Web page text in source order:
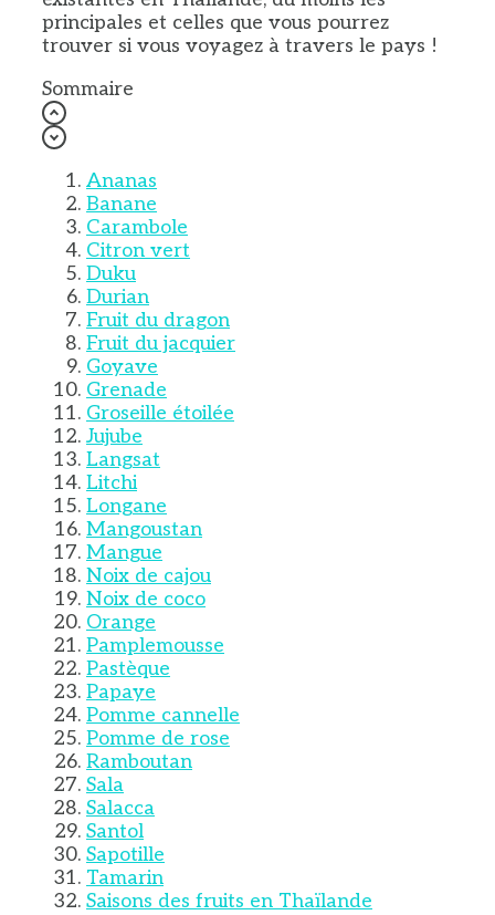
principales et celles que vous pourrez
trouver si vous voyagez à travers le pays !
Sommaire
Ananas
Banane
Carambole
Citron vert
Duku
Durian
Fruit du dragon
Fruit du jacquier
Goyave
Grenade
Groseille étoilée
Jujube
Langsat
Litchi
Longane
Mangoustan
Mangue
Noix de cajou
Noix de coco
Orange
Pamplemousse
Pastèque
Papaye
Pomme cannelle
Pomme de rose
Ramboutan
Sala
Salacca
Santol
Sapotille
Tamarin
Saisons des fruits en Thaïlande